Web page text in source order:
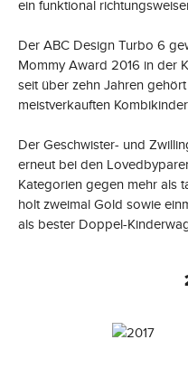
ein funktional
Der ABC Design Turbo 6
Mommy Award 2016 in der
seit über zehn Jahren
meistverkauften
Der Geschwister- und
erneut bei den
Kategorien gegen mehr als
holt zweimal Gold sowie
als bester Doppel-